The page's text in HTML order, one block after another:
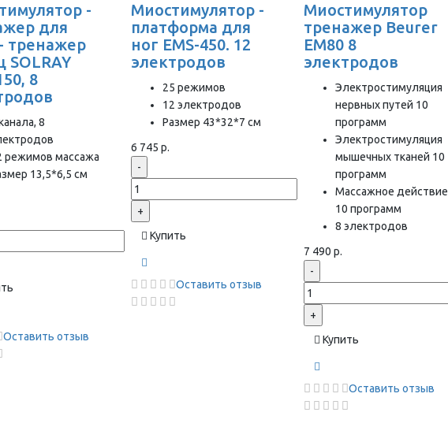
-
для
тренажер
8
8
режимов массажа
13,5*6,5 см
Оставить отзыв
Миостимулятор -
платформа для
ног EMS-450. 12
электродов
25 режимов
12 электродов
Размер 43*32*7 см
6 745 р.
-
+
Купить
Оставить отзыв
Миостимулятор
тренажер Beurer
EM80 8
электродов
Электростимуляция
нервных путей 10
программ
Электростимуляция
мышечных тканей 10
программ
Массажное действие
10 программ
8 электродов
7 490 р.
-
+
Купить
Оставить отзыв